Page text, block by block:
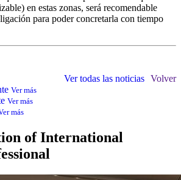
en estas zonas, será recomendable
para poder concretarla con tiempo
Volver
Ver todas las noticias
Ver más
Ver más
más
of International